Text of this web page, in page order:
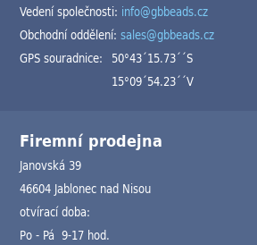
Vedení společnosti: info@gbbeads.cz
Obchodní oddělení:sales@gbbeads.cz
GPS souradnice: 50°43´15.73´´S
15°09´54.23´´V
Firemní prodejna
Janovská 39
46604 Jablonec nad Nisou
otvírací doba:
Po - Pá 9-17 hod.